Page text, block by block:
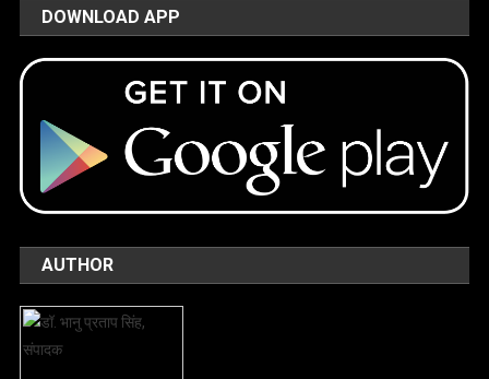
DOWNLOAD APP
AUTHOR